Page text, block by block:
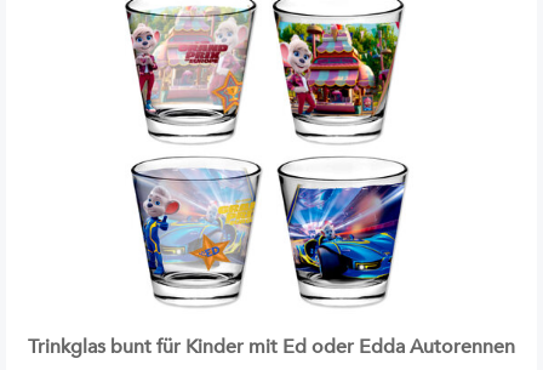
Trinkglas bunt für Kinder mit Ed oder Edda Autorennen